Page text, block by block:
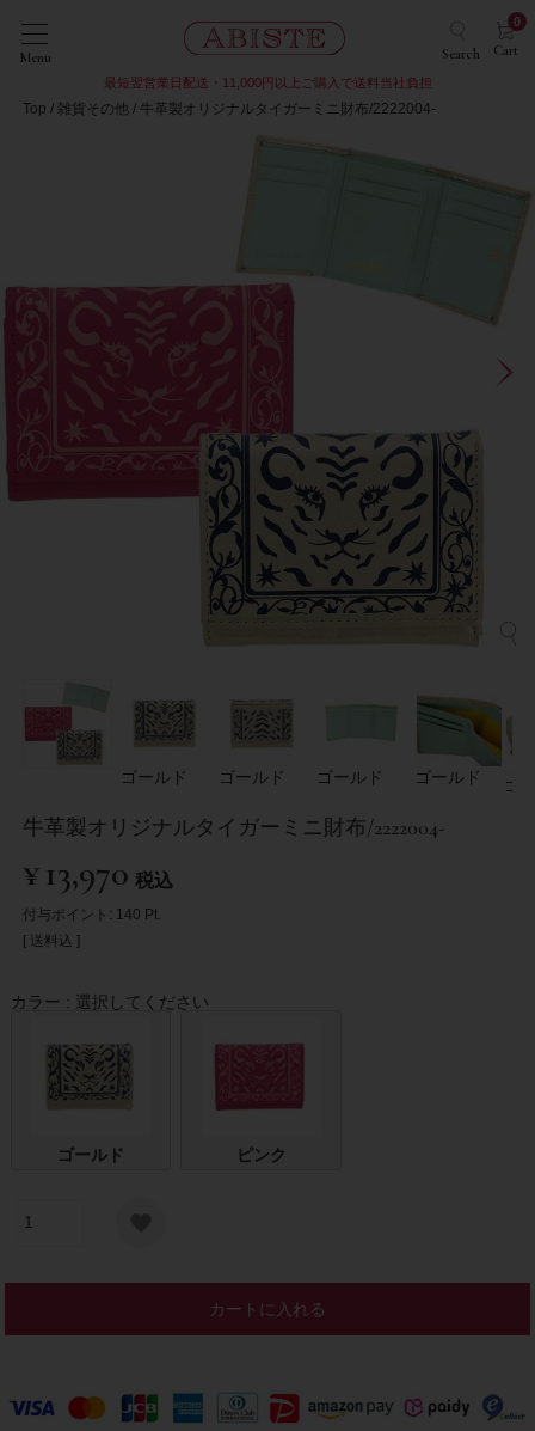
Menu Search Cart
0
最短翌営業日配送・11,000円以上ご購入で送料当社負担
Top 雑貨その他 牛革製オリジナルタイガーミニ財布/2222004-
ゴールド ゴールド ゴールド ゴールド ゴ
牛革製オリジナルタイガーミニ財布/2222004-
¥13,970 税込
付与ポイント: 140 Pt.
送料込
カラー 選択してください
ゴールド ピンク
カートに入れる